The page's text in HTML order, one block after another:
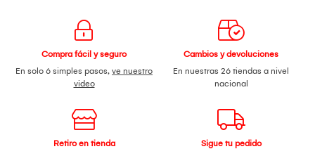
Compra fácil y seguro
En solo 6 simples pasos, ve nuestro
video
Cambios y devoluciones
En nuestras 26 tiendas a nivel
nacional
Retiro en tienda
Sigue tu pedido